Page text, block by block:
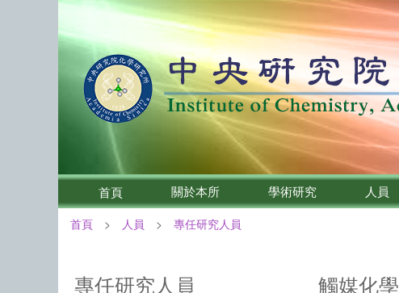
首頁 關於本所 學術研究 人員
首頁 人員 專任研究人員
中央研究院化學研究所－人員
專任研究人員 觸媒化學